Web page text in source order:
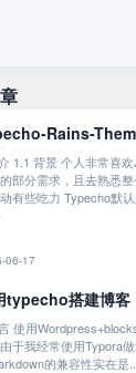
Rains-
1.1 背景 个人非常喜
部分需求，且去熟悉
有些吃力 Typecho默
06-17
typecho搭建博客
使用
于我经常使用Typora
的兼容性实在是...